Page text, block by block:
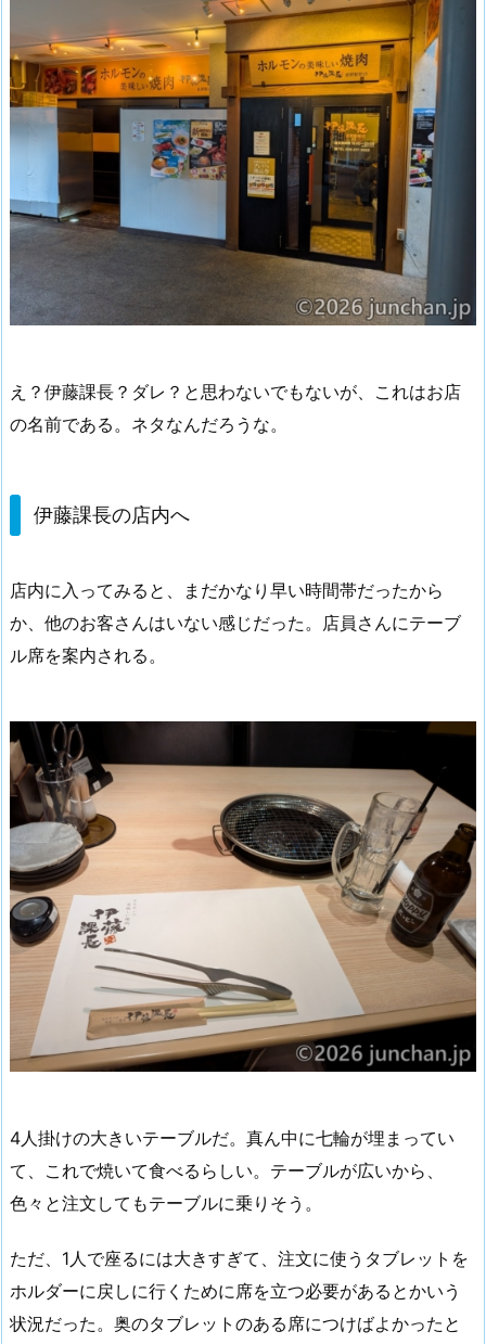
え？伊藤課長？ダレ？と思わないでもないが、これはお店
の名前である。ネタなんだろうな。
伊藤課長の店内へ
店内に入ってみると、まだかなり早い時間帯だったから
か、他のお客さんはいない感じだった。店員さんにテーブ
ル席を案内される。
4人掛けの大きいテーブルだ。真ん中に七輪が埋まってい
て、これで焼いて食べるらしい。テーブルが広いから、
色々と注文してもテーブルに乗りそう。
ただ、1人で座るには大きすぎて、注文に使うタブレットを
ホルダーに戻しに行くために席を立つ必要があるとかいう
状況だった。奥のタブレットのある席につけばよかったと